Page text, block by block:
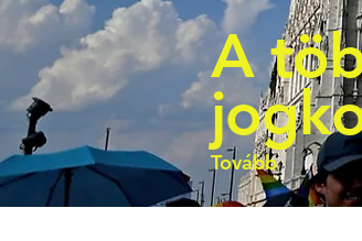
A
Tovább